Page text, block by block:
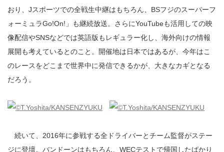
おり、Jスポーツでの全戦生中継はもちろん、BSフジのスーパーフ
ォーミュラGo!On!」も継続放送。さらにYouTubeも活用しての映
像配信やSNSなどでは英語版もレギュラー化し、海外向けの情報
展開も考えているとのこと。開催地は日本ではあるが、今年はこ
のレースをどこまで世界中に発信できるかが、大きなカギとなる
だろう。
続いて、2016年に参戦する全ドライバーとチーム監督がステー
ジに登壇。バンドーンはもちろん、WECテストで帰国したばかり